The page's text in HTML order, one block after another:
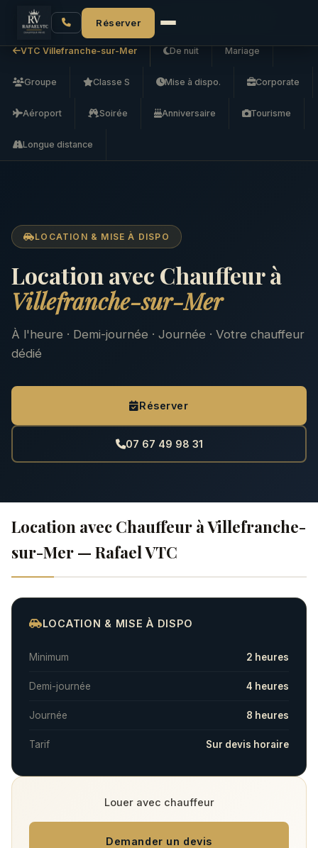
Réserver
Accueil VTC Villefranche-sur-Mer
VTC Villefranche-sur-Mer De nuit Mariage
Groupe Classe S Mise à dispo. Corporate
Aéroport Soirée Anniversaire Tourisme
Longue distance
LOCATION & MISE À DISPO
Location avec Chauffeur à
Villefranche-sur-Mer
À l'heure · Demi-journée · Journée · Votre chauffeur
dédié
Réserver
07 67 49 98 31
Location avec Chauffeur à Villefranche-
sur-Mer — Rafael VTC
LOCATION & MISE À DISPO
Minimum 2 heures
Demi-journée 4 heures
Journée 8 heures
Tarif Sur devis horaire
Louer avec chauffeur
Demander un devis